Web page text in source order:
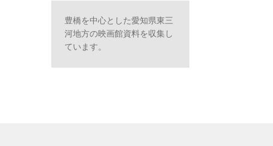
豊橋を中心とした愛知県東三
河地方の映画館資料を収集し
ています。